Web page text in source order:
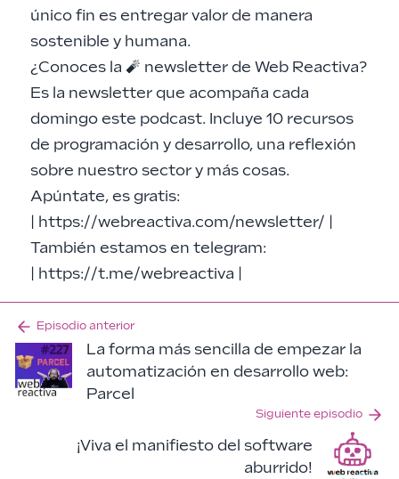
único fin es entregar valor de manera
sostenible y humana.
¿Conoces la 🧨 newsletter de Web Reactiva?
Es la newsletter que acompaña cada
domingo este podcast. Incluye 10 recursos
de programación y desarrollo, una reflexión
sobre nuestro sector y más cosas.
Apúntate, es gratis:
https://webreactiva.com/newsletter/
También estamos en telegram:
https://t.me/webreactiva
Episodio anterior
La forma más sencilla de empezar la
automatización en desarrollo web:
Parcel
Siguiente episodio
¡Viva el manifiesto del software
aburrido!